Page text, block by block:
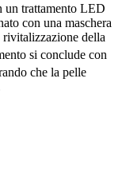
un trattamento LED
con una maschera
della
si conclude con
che la pelle